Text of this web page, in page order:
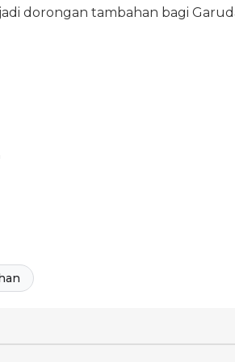
dorongan tambahan bagi